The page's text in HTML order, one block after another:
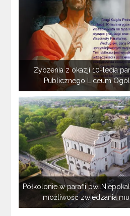
Życzenia z okazji 10-lecia
Publicznego Liceum
Półkolonie w parafii pw.
możliwość zwiedzania